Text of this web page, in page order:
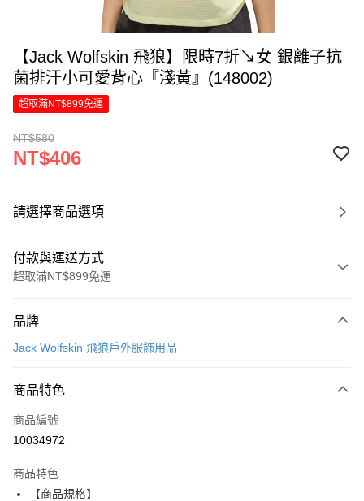
【Jack Wolfskin 飛狼】限時7折↘女 銀離子抗
菌排汗小可愛背心『淺黃』(148002)
超取滿NT$899免運
NT$580
NT$406
請選擇商品選項
付款與運送方式
超取滿NT$899免運
信用卡一次付款
Apple Pay
街口支付
Google Pay
品牌
Jack Wolfskin 飛狼戶外服飾用品
商品特色
商品編號
10034972
商品特色
【商品規格】